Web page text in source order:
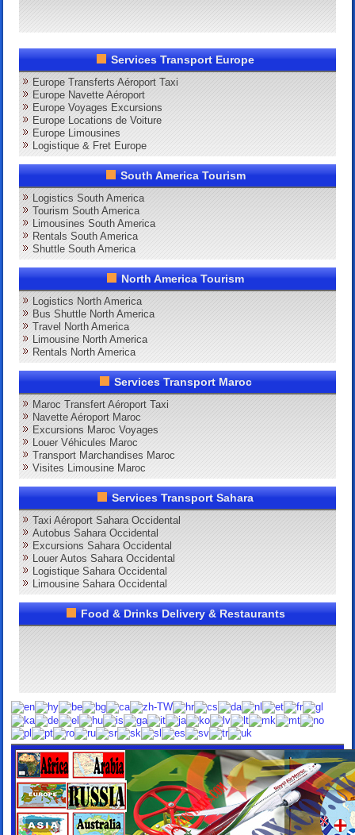
Services Transport Europe
Europe Transferts Aéroport Taxi
Europe Navette Aéroport
Europe Voyages Excursions
Europe Locations de Voiture
Europe Limousines
Logistique & Fret Europe
South America Tourism
Logistics South America
Tourism South America
Limousines South America
Rentals South America
Shuttle South America
North America Tourism
Logistics North America
Bus Shuttle North America
Travel North America
Limousine North America
Rentals North America
Services Transport Maroc
Maroc Transfert Aéroport Taxi
Navette Aéroport Maroc
Excursions Maroc Voyages
Louer Véhicules Maroc
Transport Marchandises Maroc
Visites Limousine Maroc
Services Transport Sahara
Taxi Aéroport Sahara Occidental
Autobus Sahara Occidental
Excursions Sahara Occidental
Louer Autos Sahara Occidental
Logistique Sahara Occidental
Limousine Sahara Occidental
Food & Drinks Delivery & Restaurants